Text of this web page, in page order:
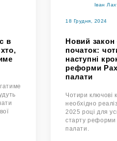
в
Іван
18 Грудня, 2024
Новий
початок:
наступні
реформи
палати
Чотири ключові
необхідно
2025 році для
старту реформи
палати.